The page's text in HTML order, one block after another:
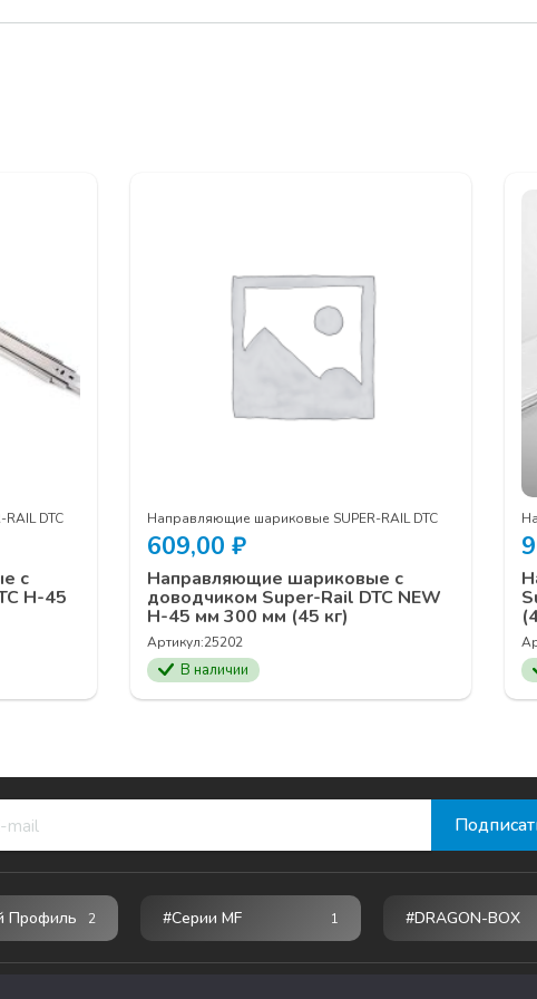
DTC
с
H-45
Направляющие шариковые SUPER-RAIL DTC
609,00 ₽
Направляющие шариковые с
доводчиком Super-Rail DTC NEW
H-45 мм 300 мм (45 кг)
Артикул:25202
В наличии
Профиль 2 #серии MF 1 #DRAGON-BOX